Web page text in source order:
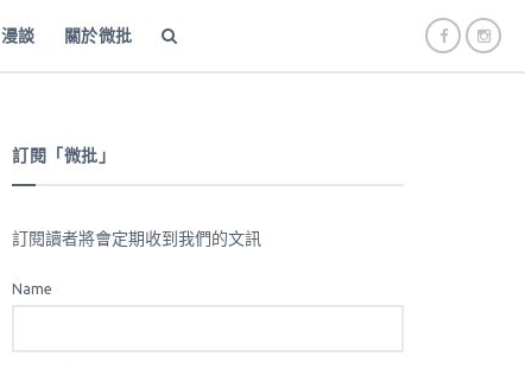
漫談 關於微批
訂閱「微批」
訂閱讀者將會定期收到我們的文訊
Name